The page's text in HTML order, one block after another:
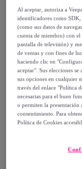
Zapatiilas
comodas y
hombre, con
cordones
Beige
24,99 €
49, €
Compra
Al aceptar, autoriza a
identificadores como SDK,
(como sus datos de
cuenta de miembro) con
pantalla de televisión) y
de ventas y con fines de
haciendo clic en
aceptar". Sus elecciones
sus opciones en cualquier
través del enlace "Política
necesarias para el buen
o permiten la presentación
consentimiento. Para
Política de Cookies